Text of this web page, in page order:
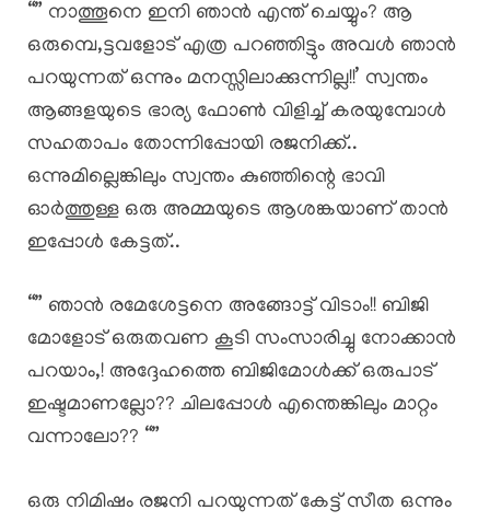
“” നാത്തൂനെ ഇനി ഞാൻ എന്ത് ചെയ്യും? ആ
ഒരുമ്പെ,ട്ടവളോട് എത്ര പറഞ്ഞിട്ടും അവൾ ഞാൻ
പറയുന്നത് ഒന്നും മനസ്സിലാക്കുന്നില്ല!!’ സ്വന്തം
ആങ്ങളയുടെ ഭാര്യ ഫോൺ വിളിച്ച് കരയുമ്പോൾ
സഹതാപം തോന്നിപ്പോയി രജനിക്ക്..
ഒന്നുമില്ലെങ്കിലും സ്വന്തം കുഞ്ഞിന്റെ ഭാവി
ഓർത്തുള്ള ഒരു അമ്മയുടെ ആശങ്കയാണ് താൻ
ഇപ്പോൾ കേട്ടത്..
“” ഞാൻ രമേശേട്ടനെ അങ്ങോട്ട് വിടാം!! ബിജി
മോളോട് ഒരുതവണ കൂടി സംസാരിച്ചു നോക്കാൻ
പറയാം,! അദ്ദേഹത്തെ ബിജിമോൾക്ക് ഒരുപാട്
ഇഷ്ടമാണല്ലോ?? ചിലപ്പോൾ എന്തെങ്കിലും മാറ്റം
വന്നാലോ?? “”
ഒരു നിമിഷം രജനി പറയുന്നത് കേട്ട് സീത ഒന്നും